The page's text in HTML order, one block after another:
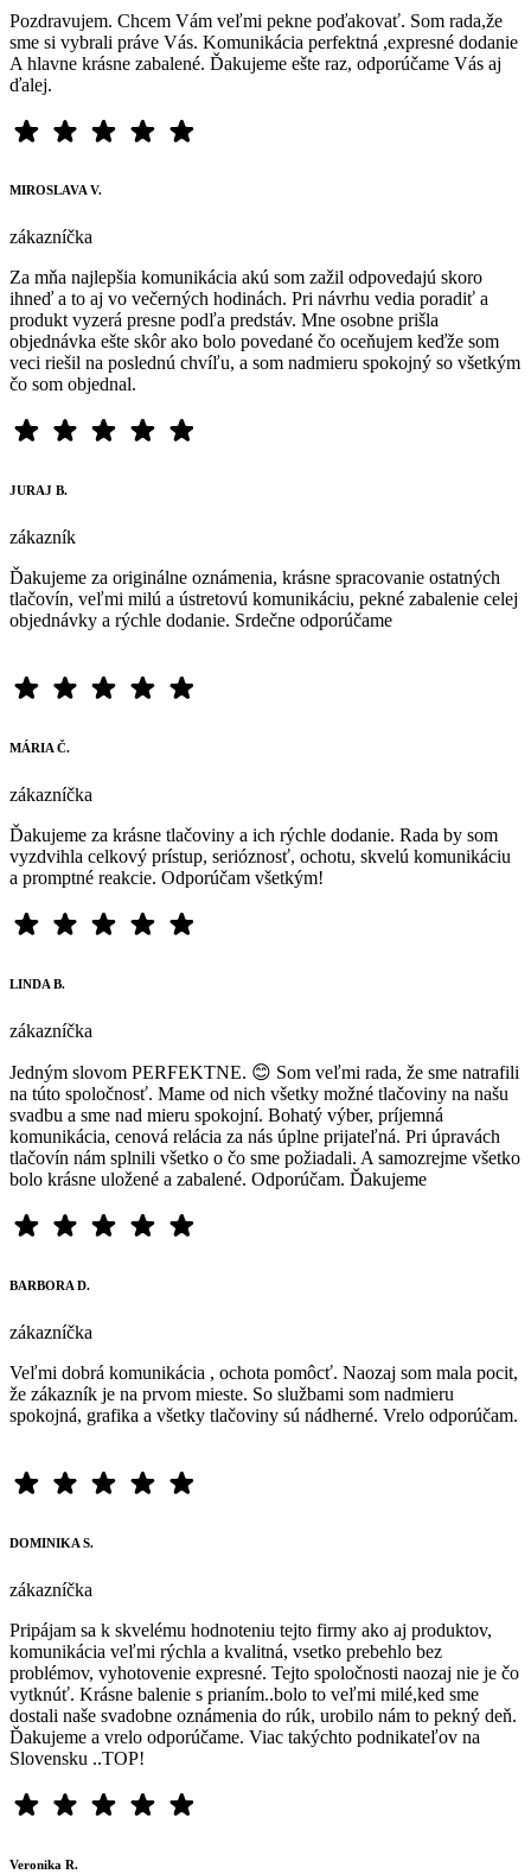
Pozdravujem. Chcem Vám veľmi pekne poďakovať. Som rada,že
sme si vybrali práve Vás. Komunikácia perfektná ,expresné dodanie
A hlavne krásne zabalené. Ďakujeme ešte raz, odporúčame Vás aj
ďalej.
MIROSLAVA V.
zákazníčka
Za mňa najlepšia komunikácia akú som zažil odpovedajú skoro
ihneď a to aj vo večerných hodinách. Pri návrhu vedia poradiť a
produkt vyzerá presne podľa predstáv. Mne osobne prišla
objednávka ešte skôr ako bolo povedané čo oceňujem keďže som
veci riešil na poslednú chvíľu, a som nadmieru spokojný so všetkým
čo som objednal.
JURAJ B.
zákazník
Ďakujeme za originálne oznámenia, krásne spracovanie ostatných
tlačovín, veľmi milú a ústretovú komunikáciu, pekné zabalenie celej
objednávky a rýchle dodanie. Srdečne odporúčame
MÁRIA Č.
zákazníčka
Ďakujeme za krásne tlačoviny a ich rýchle dodanie. Rada by som
vyzdvihla celkový prístup, serióznosť, ochotu, skvelú komunikáciu
a promptné reakcie. Odporúčam všetkým!
LINDA B.
zákazníčka
Jedným slovom PERFEKTNE. 😊 Som veľmi rada, že sme natrafili
na túto spoločnosť. Mame od nich všetky možné tlačoviny na našu
svadbu a sme nad mieru spokojní. Bohatý výber, príjemná
komunikácia, cenová relácia za nás úplne prijateľná. Pri úpravách
tlačovín nám splnili všetko o čo sme požiadali. A samozrejme všetko
bolo krásne uložené a zabalené. Odporúčam. Ďakujeme
BARBORA D.
zákazníčka
Veľmi dobrá komunikácia , ochota pomôcť. Naozaj som mala pocit,
že zákazník je na prvom mieste. So službami som nadmieru
spokojná, grafika a všetky tlačoviny sú nádherné. Vrelo odporúčam.
DOMINIKA S.
zákazníčka
Pripájam sa k skvelému hodnoteniu tejto firmy ako aj produktov,
komunikácia veľmi rýchla a kvalitná, vsetko prebehlo bez
problémov, vyhotovenie expresné. Tejto spoločnosti naozaj nie je čo
vytknúť. Krásne balenie s prianím..bolo to veľmi milé,ked sme
dostali naše svadobne oznámenia do rúk, urobilo nám to pekný deň.
Ďakujeme a vrelo odporúčame. Viac takýchto podnikateľov na
Slovensku ..TOP!
Veronika R.